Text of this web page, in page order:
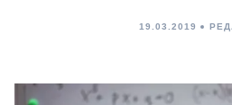
19.03.2019